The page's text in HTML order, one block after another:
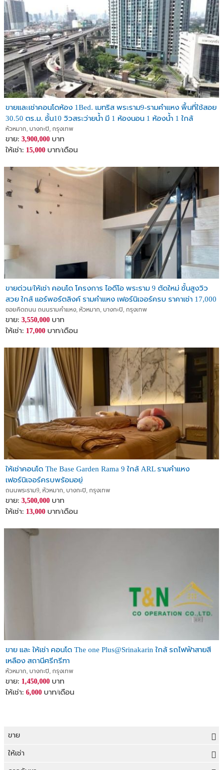
ขายและเช่าคอนโดห้อง 1Bed. เมทริส พระราม9-รามคำแหง พื้นที่ใช้สอย
30.50 ตร.ม. ชั้น10 วิวสระว่ายน้ำ มี 1 ห้องนอน 1 ห้องน้ำ 1 ใกล้
ถ.พัฒนาการทางพิเศษศรีรัช
หัวหมาก, บางกะปิ, กรุงเทพ
ขาย: 3,900,000 บาท
ให้เช่า: 15,000 บาท/เดือน
ขายด่วน/ให้เช่า คอนโด โครงการ ไอดีโอ พระราม 9 ตัดใหม่ ชั้นสูงวิว
สวย ใกล้ แอร์พอร์ตลิงค์ รามคำแหง เฟอร์นิเจอร์ครบ ราคาเช่า 17,000
บาท/เดือน ขาย 3.55 ลบ
ซอยคิดถนน ถนนรามคำแหง, หัวหมาก, บางกะปิ, กรุงเทพ
ขาย: 3,550,000 บาท
ให้เช่า: 17,000 บาท/เดือน
ให้เช่าคอนโด The Base Garden Rama 9 ใกล้ ARL รามคำแหง
เฟอร์นิเจอร์ครบพร้อมอยู่
ถนนพระราม9, หัวหมาก, บางกะปิ, กรุงเทพ
ขาย: 3,500,000 บาท
ให้เช่า: 13,000 บาท/เดือน
ขาย และ ให้เช่า คอนโด The one Plus@Srinakarin ใกล้ รถไฟฟ้าสายสี
เหลือง สถานีศรีกรีฑา
หัวหมาก, บางกะปิ, กรุงเทพ
ขาย: 1,450,000 บาท
ให้เช่า: 6,000 บาท/เดือน
ขาย
ขายที่ดิน
ให้เช่า